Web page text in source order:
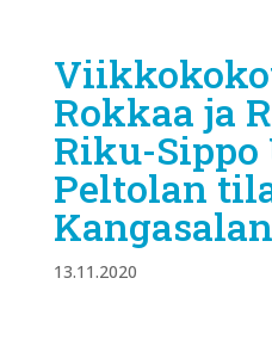
Rokkaa ja
Riku-Sippo
Peltolan
13.11.2020